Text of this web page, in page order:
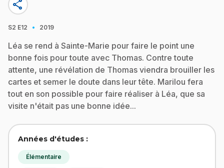
share
S2 E12 · 2019
Léa se rend à Sainte-Marie pour faire le point une
bonne fois pour toute avec Thomas. Contre toute
attente, une révélation de Thomas viendra brouiller les
cartes et semer le doute dans leur tête. Marilou fera
tout en son possible pour faire réaliser à Léa, que sa
visite n'était pas une bonne idée...
Années d'études :
Élémentaire